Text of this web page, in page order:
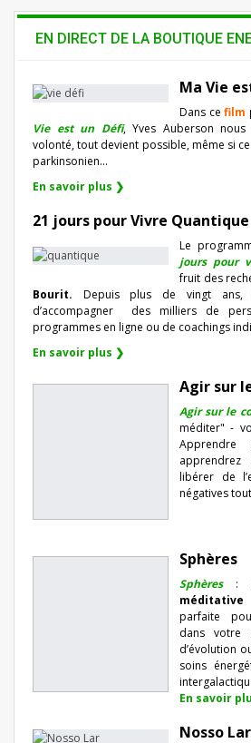
EN DIRECT DE LA BOUTIQUE
Ma Vie
Dans cefilm
Vie est un Défi, Yves Auberson
volonté, tout devient possible, même si
parkinsonien…
En savoir plus ❯
21 jours pour Vivre Quantique
Le
jours pour
fruit des
Bourit. Depuis plus de vingt
d’accompagner
des milliers de
programmes en ligne ou de coachings
En savoir plus ❯
Agir sur
Agir sur le
méditer" -
libérer de
négatives
Sphères
Sphères:
méditative
parfaite
dans votre
d’évolution
soins
En savoir
Nosso Lar